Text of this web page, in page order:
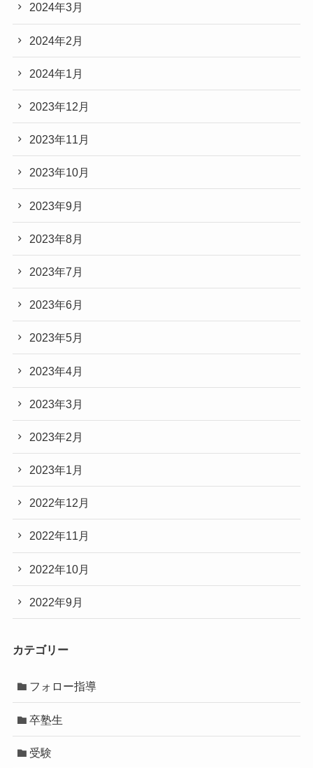
2024年3月
2024年2月
2024年1月
2023年12月
2023年11月
2023年10月
2023年9月
2023年8月
2023年7月
2023年6月
2023年5月
2023年4月
2023年3月
2023年2月
2023年1月
2022年12月
2022年11月
2022年10月
2022年9月
カテゴリー
フォロー指導
卒塾生
受験